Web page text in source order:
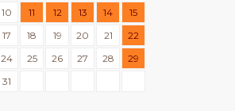
10 11 12 13 14
15
17 18 19 20 21
22
24 25 26 27 28
29
31